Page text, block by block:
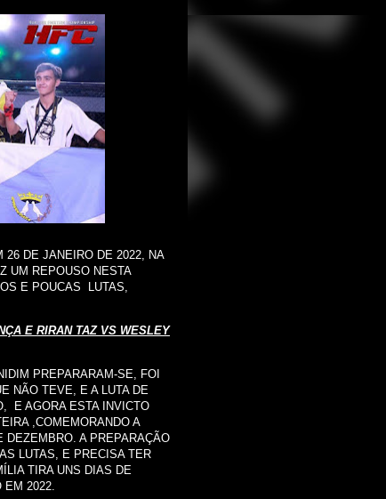
DE JANEIRO DE 2022, NA
UM REPOUSO NESTA
E POUCAS LUTAS,
E RIRAN TAZ VS WESLEY
PREPARARAM-SE, FOI
NÃO TEVE, E A LUTA DE
E AGORA ESTA INVICTO
,COMEMORANDO A
DEZEMBRO. A PREPARAÇÃO
LUTAS, E PRECISA TER
TIRA UNS DIAS DE
EM 2022.